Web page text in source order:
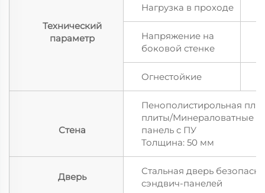
Технический
параметр
Нагрузка в проходе
Напряжение на
боковой стенке
Огнестойкие
Стена
Пенополистирольная
плиты/Минераловатные
панель с ПУ
Толщина: 50 мм
Дверь
Стальная дверь
сэндвич-панелей